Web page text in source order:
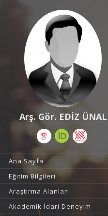
Arş. Gör. EDİZ ÜNAL
Ana Sayfa
Eğitim Bilgileri
Araştırma Alanları
Akademik İdari Deneyim